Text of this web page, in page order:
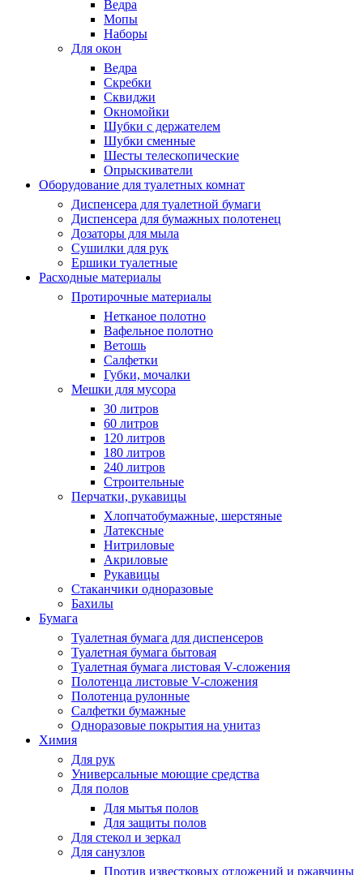
Ведра
Мопы
Наборы
Для окон
Ведра
Скребки
Сквиджи
Окномойки
Шубки с держателем
Шубки сменные
Шесты телескопические
Опрыскиватели
Оборудование для туалетных комнат
Диспенсера для туалетной бумаги
Диспенсера для бумажных полотенец
Дозаторы для мыла
Сушилки для рук
Ершики туалетные
Расходные материалы
Протирочные материалы
Нетканое полотно
Вафельное полотно
Ветошь
Салфетки
Губки, мочалки
Мешки для мусора
30 литров
60 литров
120 литров
180 литров
240 литров
Строительные
Перчатки, рукавицы
Хлопчатобумажные, шерстяные
Латексные
Нитриловые
Акриловые
Рукавицы
Стаканчики одноразовые
Бахилы
Бумага
Туалетная бумага для диспенсеров
Туалетная бумага бытовая
Туалетная бумага листовая V-сложения
Полотенца листовые V-сложения
Полотенца рулонные
Салфетки бумажные
Одноразовые покрытия на унитаз
Химия
Для рук
Универсальные моющие средства
Для полов
Для мытья полов
Для защиты полов
Для стекол и зеркал
Для санузлов
Против известковых отложений и ржавчины